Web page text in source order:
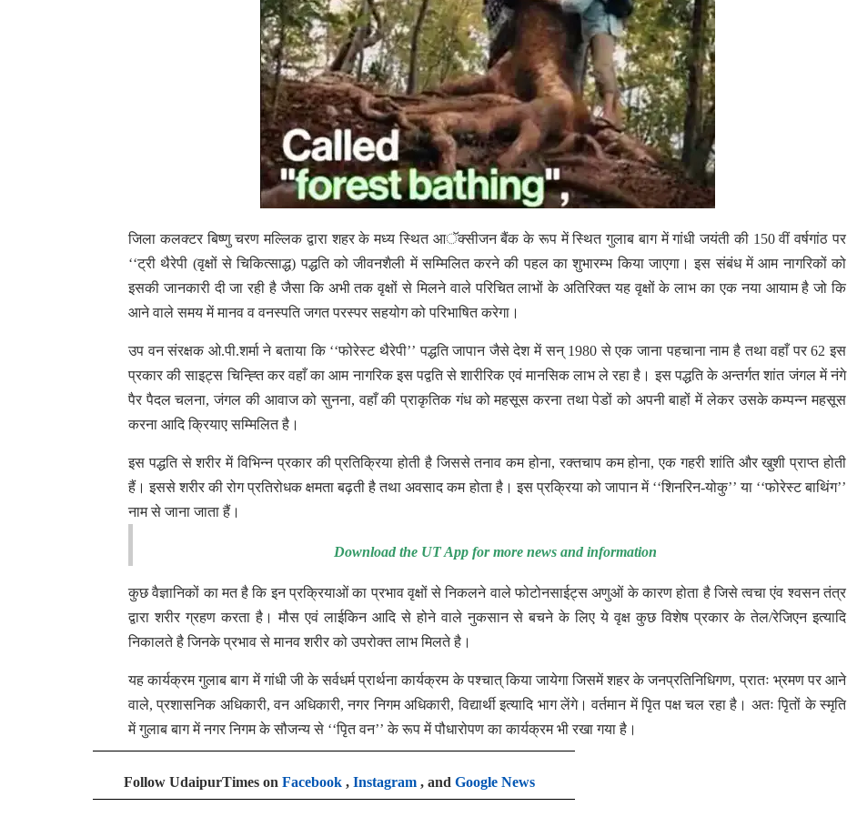
जिला कलक्टर बिष्णु चरण मल्लिक द्वारा शहर के मध्य स्थित आॅक्सीजन बैंक के रूप में स्थित गुलाब बाग में गांधी जयंती की 150 वीं वर्षगांठ पर
‘‘ट्री थैरेपी (वृक्षों से चिकित्साद्ध) पद्धति को जीवनशैली में सम्मिलित करने की पहल का शुभारम्भ किया जाएगा। इस संबंध में आम नागरिकों को
इसकी जानकारी दी जा रही है जैसा कि अभी तक वृक्षों से मिलने वाले परिचित लाभों के अतिरिक्त यह वृक्षों के लाभ का एक नया आयाम है जो कि
आने वाले समय में मानव व वनस्पति जगत परस्पर सहयोग को परिभाषित करेगा।
उप वन संरक्षक ओ.पी.शर्मा ने बताया कि ‘‘फोरेस्ट थैरेपी’’ पद्धति जापान जैसे देश में सन् 1980 से एक जाना पहचाना नाम है तथा वहाँ पर 62 इस
प्रकार की साइट्स चिन्ह्ति कर वहाँ का आम नागरिक इस पद्वति से शारीरिक एवं मानसिक लाभ ले रहा है। इस पद्धति के अन्तर्गत शांत जंगल में नंगे
पैर पैदल चलना, जंगल की आवाज को सुनना, वहाँ की प्राकृतिक गंध को महसूस करना तथा पेडों को अपनी बाहों में लेकर उसके कम्पन्न महसूस
करना आदि क्रियाए सम्मिलित है।
इस पद्धति से शरीर में विभिन्न प्रकार की प्रतिक्रिया होती है जिससे तनाव कम होना, रक्तचाप कम होना, एक गहरी शांति और खुशी प्राप्त होती
हैं। इससे शरीर की रोग प्रतिरोधक क्षमता बढ़ती है तथा अवसाद कम होता है। इस प्रक्रिया को जापान में ‘‘शिनरिन-योकु’’ या ‘‘फोरेस्ट बाथिंग’’
नाम से जाना जाता हैं।
Download the UT App for more news and information
कुछ वैज्ञानिकों का मत है कि इन प्रक्रियाओं का प्रभाव वृक्षों से निकलने वाले फोटोनसाईट्स अणुओं के कारण होता है जिसे त्वचा एंव श्वसन तंत्र
द्वारा शरीर ग्रहण करता है। मौस एवं लाईकिन आदि से होने वाले नुकसान से बचने के लिए ये वृक्ष कुछ विशेष प्रकार के तेल/रेजिएन इत्यादि
निकालते है जिनके प्रभाव से मानव शरीर को उपरोक्त लाभ मिलते है।
यह कार्यक्रम गुलाब बाग में गांधी जी के सर्वधर्म प्रार्थना कार्यक्रम के पश्चात् किया जायेगा जिसमें शहर के जनप्रतिनिधिगण, प्रातः भ्रमण पर आने
वाले, प्रशासनिक अधिकारी, वन अधिकारी, नगर निगम अधिकारी, विद्यार्थी इत्यादि भाग लेंगे। वर्तमान में पिृत पक्ष चल रहा है। अतः पिृतों के स्मृति
में गुलाब बाग में नगर निगम के सौजन्य से ‘‘पिृत वन’’ के रूप में पौधारोपण का कार्यक्रम भी रखा गया है।
Follow UdaipurTimes on Facebook , Instagram , and Google News